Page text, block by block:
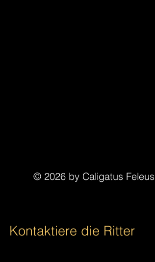
© 2026 by Caligatus Feleus
Kontaktiere die Ritter